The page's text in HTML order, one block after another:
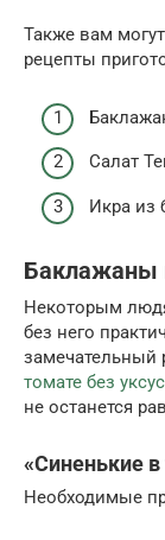
Также вам
рецепты
Салат
Икра из
Баклажаны
Некоторым
без него
замечательный
томате без
не останется
«Синенькие
Необходимые